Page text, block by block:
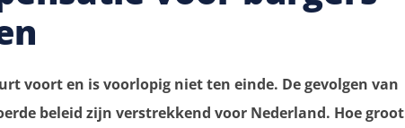
voort en is voorlopig niet ten einde. De gevolgen van
beleid zijn verstrekkend voor Nederland. Hoe groot